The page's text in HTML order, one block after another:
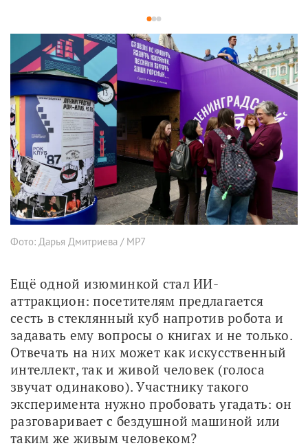
123
Фото: Дарья Дмитриева / МР7
Ещё одной изюминкой стал ИИ-
аттракцион: посетителям предлагается
сесть в стеклянный куб напротив робота и
задавать ему вопросы о книгах и не только.
Отвечать на них может как искусственный
интеллект, так и живой человек (голоса
звучат одинаково). Участнику такого
эксперимента нужно пробовать угадать: он
разговаривает с бездушной машиной или
таким же живым человеком?